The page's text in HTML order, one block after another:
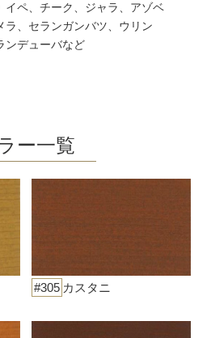
イペ、チーク、ジャラ、アゾベ
ラ、セランガンバツ、ウリン
ンデューバなど
ー一覧
#305 カスタニ